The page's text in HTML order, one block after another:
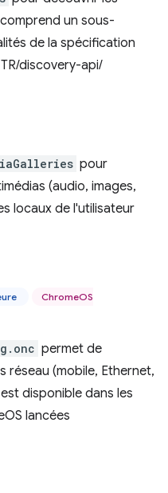
un sous-
de la spécification
discovery-api/
pour
(audio, images,
locaux de l'utilisateur
ChromeOS
permet de
réseau (mobile, Ethernet,
disponible dans les
lancées